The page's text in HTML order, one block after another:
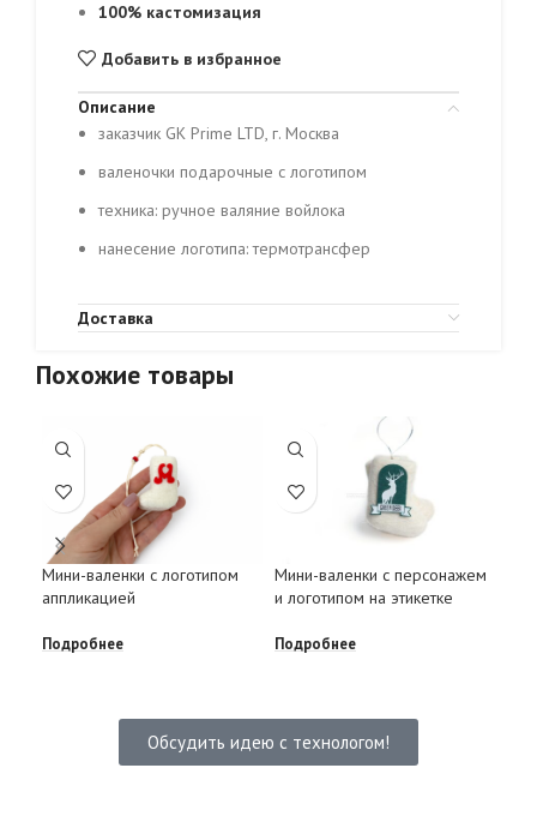
100% кастомизация
Добавить в избранное
Описание
заказчик GK Prime LTD, г. Москва
валеночки подарочные с логотипом
техника: ручное валяние войлока
нанесение логотипа: термотрансфер
Доставка
Похожие товары
Мини-валенки с логотипом
аппликацией
Подробнее
Мини-валенки с персонажем
и логотипом на этикетке
Подробнее
Обсудить идею с технологом!